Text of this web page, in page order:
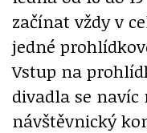
začínat vždy v
jedné
Vstup na
divadla se navíc
návštěvnický